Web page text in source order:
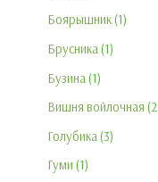
Боярышник 1
Брусника 1
Бузина 1
Вишня войлочная 2
Голубика 3
Гуми 1